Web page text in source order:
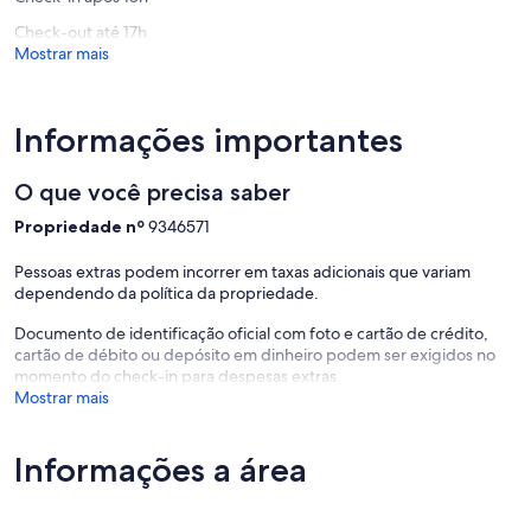
Check-out até 17h
Mostrar mais
Informações importantes
O que você precisa saber
Propriedade nº9346571
Pessoas extras podem incorrer em taxas adicionais que variam
dependendo da política da propriedade.
Documento de identificação oficial com foto e cartão de crédito,
cartão de débito ou depósito em dinheiro podem ser exigidos no
momento do check-in para despesas extras.
Mostrar mais
Informações a área